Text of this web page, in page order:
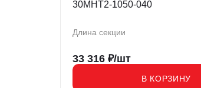
30МНТ2-1050-040
Длина секции
33 316 ₽/шт
В КОРЗИНУ